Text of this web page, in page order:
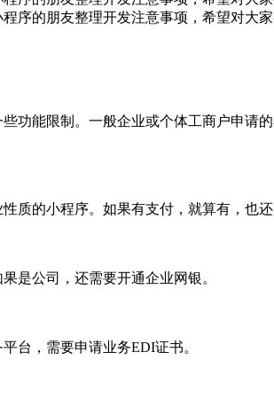
序的朋友整理开发注意事项，希望对大家
功能限制。一般企业或个体工商户申请
的小程序。如果有支付，就算有，也
是公司，还需要开通企业网银。
台，需要申请业务EDI证书。